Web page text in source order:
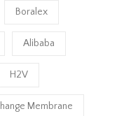
Boralex
Alibaba
H2V
Membrane